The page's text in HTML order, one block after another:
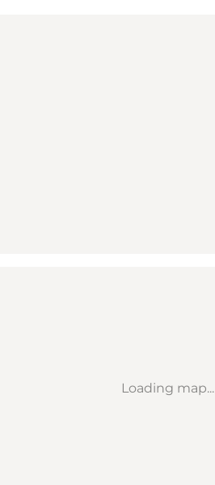
Loading map...